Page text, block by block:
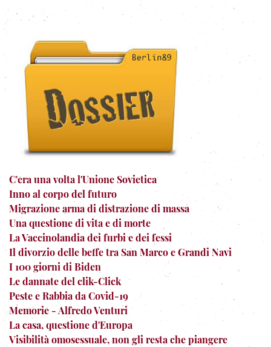
C'era una volta l'Unione Sovietica
Inno al corpo del futuro
Migrazione arma di distrazione di massa
Una questione di vita e di morte
La Vaccinolandia dei furbi e dei fessi
Il divorzio delle beffe tra San Marco e Grandi Navi
I 100 giorni di Biden
Le dannate del clik-Click
Peste e Rabbia da Covid-19
Memorie - Alfredo Venturi
La casa, questione d'Europa
Visibilità omosessuale, non gli resta che piangere